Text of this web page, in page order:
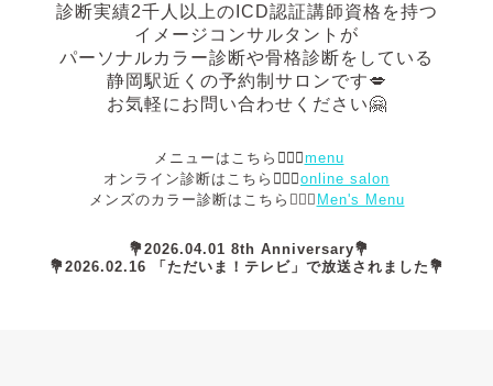
診断実績2千人以上の ICD認証講師資格を持つ
イメージコンサルタントが
パーソナルカラー診断や骨格診断をしている
静岡駅近くの予約制サロンです💋
お気軽にお問い合わせください🤗
メニューはこちら💁🏻‍♀️ menu
オンライン診断はこちら💁🏻‍♀️ online salon
メンズのカラー診断はこちら💁🏻‍♂️ Men's Menu
💐2026.04.01 8th Anniversary💐
💐2026.02.16 「ただいま！テレビ」で放送されました💐